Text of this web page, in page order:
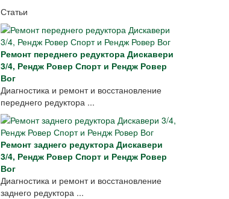
Статьи
Ремонт переднего редуктора Дискавери
3/4, Рендж Ровер Спорт и Рендж Ровер
Вог
Диагностика и ремонт и восстановление
переднего редуктора ...
Ремонт заднего редуктора Дискавери
3/4, Рендж Ровер Спорт и Рендж Ровер
Вог
Диагностика и ремонт и восстановление
заднего редуктора ...